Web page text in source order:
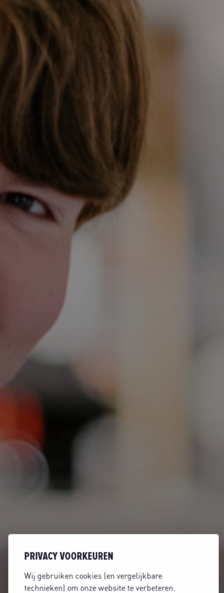
PRIVACY VOORKEUREN
Wij gebruiken cookies (en vergelijkbare
technieken) om onze website te verbeteren.